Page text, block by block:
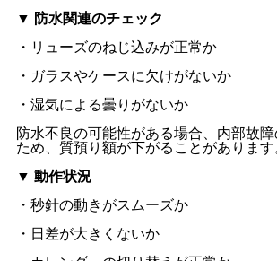
▼ 防水関連のチェック
・リューズのねじ込みが正常か
・ガラスやケースに欠けがないか
・湿気による曇りがないか
防水不良の可能性がある場合、内部故
ため、質預り額が下がることがあります
▼ 動作状況
・秒針の動きがスムーズか
・日差が大きくないか